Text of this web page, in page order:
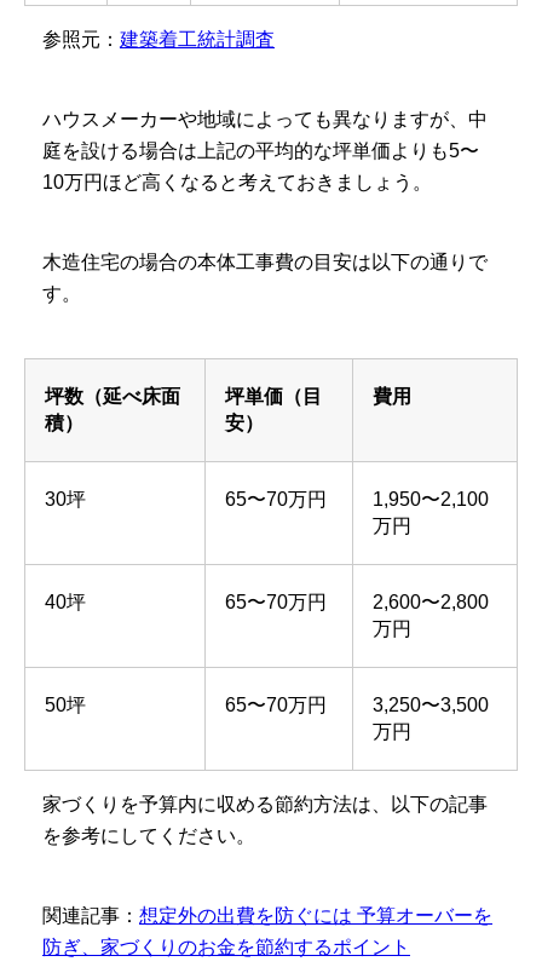
参照元： 建築着工統計調査
ハウスメーカーや地域によっても異なりますが、中
庭を設ける場合は上記の平均的な坪単価よりも5〜
10万円ほど高くなると考えておきましょう。
木造住宅の場合の本体工事費の目安は以下の通りで
す。
坪数（延べ床面
積）
坪単価（目
安）
費用
30坪 65〜70万円
1,950〜2,100
万円
40坪 65〜70万円
2,600〜2,800
万円
50坪 65〜70万円
3,250〜3,500
万円
家づくりを予算内に収める節約方法は、以下の記事
を参考にしてください。
関連記事： 想定外の出費を防ぐには 予算オーバーを
防ぎ、家づくりのお金を節約するポイント